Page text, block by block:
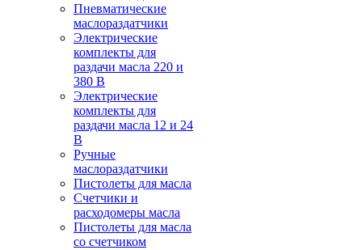
Пневматические
маслораздатчики
Электрические
комплекты для
раздачи масла 220 и
380 В
Электрические
комплекты для
раздачи масла 12 и 24
В
Ручные
маслораздатчики
Пистолеты для масла
Счетчики и
расходомеры масла
Пистолеты для масла
со счетчиком